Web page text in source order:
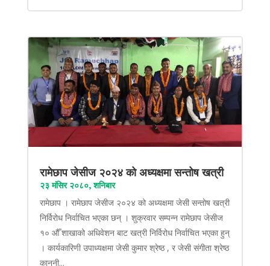
रामेछाप जेसीज २०२४ को अध्यक्षमा सन्तोष खत्री
२३ मंसिर २०८०, शनिबार
रामेछाप । रामेछाप जेसीज २०२४ को अध्यक्षमा जेसी सन्तोष खत्री
निर्विरोध निर्वाचित भएका छन् । शुक्रवार सम्पन्न रामेछाप जेसीज
१० औँ शाखाको अधिवेशन बाट खत्री निर्विरोध निर्वाचित भएका हुन्
। कार्यकारिणी उपाध्यक्षमा जेसी कुमार श्रेष्ठ , र जेसी संगीता श्रेष्ठ
कानुनी...